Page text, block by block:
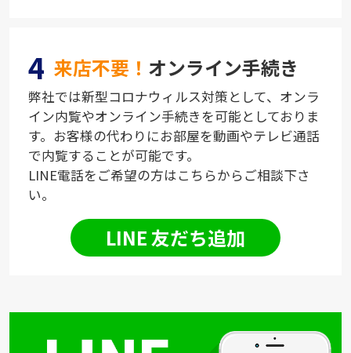
4 来店不要！ オンライン手続き
弊社では新型コロナウィルス対策として、オンラ
イン内覧やオンライン手続きを可能としておりま
す。お客様の代わりにお部屋を動画やテレビ通話
で内覧することが可能です。
LINE電話をご希望の方はこちらからご相談下さ
い。
LINE 友だち追加